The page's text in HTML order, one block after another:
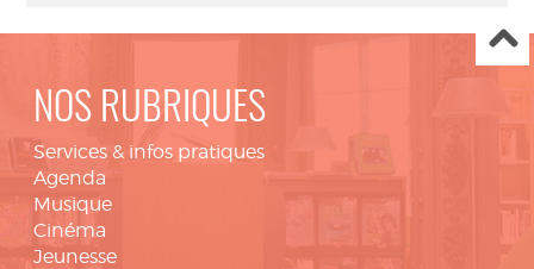
NOS RUBRIQUES
Services & infos pratiques
Agenda
Musique
Cinéma
Jeunesse